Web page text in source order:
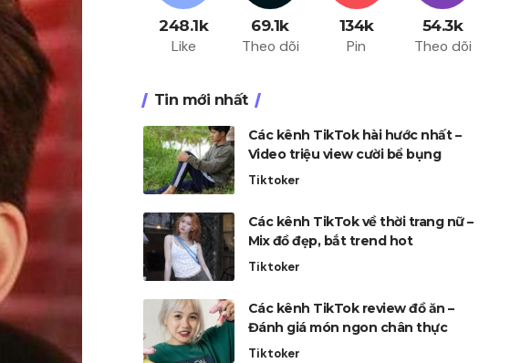
248.1k
Like
69.1k
Theo dõi
134k
Pin
54.3k
Theo dõi
Tin mới nhất
Các kênh TikTok hài hước nhất –
Video triệu view cười bể bụng
Tiktoker
Các kênh TikTok về thời trang nữ –
Mix đồ đẹp, bắt trend hot
Tiktoker
Các kênh TikTok review đồ ăn –
Đánh giá món ngon chân thực
Tiktoker